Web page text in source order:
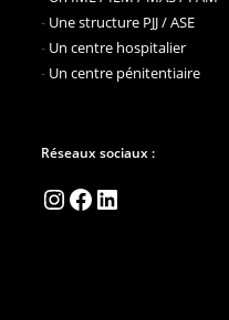
- Une structure PJJ / ASE
- Un centre hospitalier
- Un centre pénitentiaire
Réseaux sociaux :
Instagram
Facebook
LinkedIn